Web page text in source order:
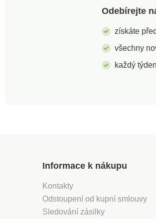
Odebírejte
získáte
všechny
každý
Informace k nákupu
Kontakty
Odstoupení od kupní smlouvy
Sledování zásilky